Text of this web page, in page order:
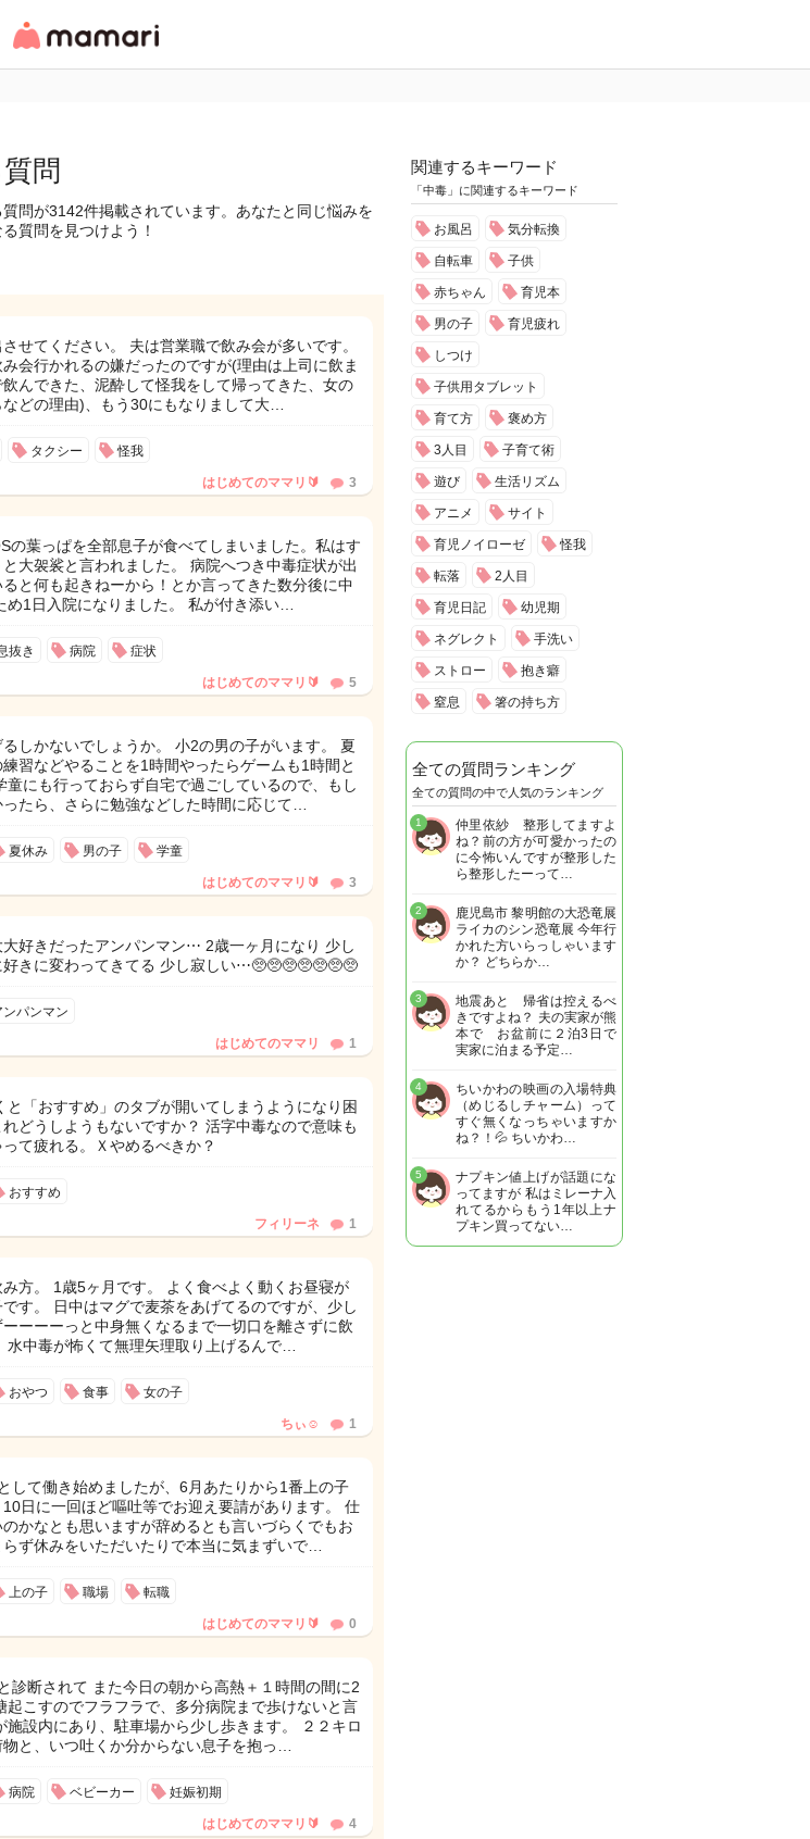
リ・情報サイト
問
問が3142件掲載されています。あなたと同じ悩みを
質問を見つけよう！
せてください。 夫は営業職で飲み会が多いです。
会行かれるの嫌だったのですが(理由は上司に飲ま
んできた、泥酔して怪我をして帰ってきた、女の
どの理由)、もう30にもなりまして大…
タクシー 怪我
はじめてのママリ🔰 3
の葉っぱを全部息子が食べてしまいました。私はす
大袈裟と言われました。 病院へつき中毒症状が出
と何も起きねーから！とか言ってきた数分後に中
め1日入院になりました。 私が付き添い…
抜き 病院 症状
はじめてのママリ🔰 5
しかないでしょうか。 小2の男の子がいます。 夏
習などやることを1時間やったらゲームも1時間と
童にも行っておらず自宅で過ごしているので、もし
たら、さらに勉強などした時間に応じて…
夏休み 男の子 学童
はじめてのママリ🔰 3
好きだったアンパンマン⋯ 2歳一ヶ月になり 少し
きに変わってきてる 少し寂しい⋯🥺🥺🥺🥺🥺🥺🥺
ンパンマン
はじめてのママリ 1
「おすすめ」のタブが開いてしまうようになり困
どうしようもないですか？ 活字中毒なので意味も
て疲れる。Ｘやめるべきか？
おすすめ
フィリーネ 1
方。 1歳5ヶ月です。 よく食べよく動くお昼寝が
す。 日中はマグで麦茶をあげてるのですが、少し
ーーーっと中身無くなるまで一切口を離さずに飲
水中毒が怖くて無理矢理取り上げるんで…
おやつ 食事 女の子
ちぃ‪☺︎‬ 1
して働き始めましたが、6月あたりから1番上の子
日に一回ほど嘔吐等でお迎え要請があります。 仕
かなとも思いますが辞めるとも言いづらくでもお
ず休みをいただいたりで本当に気まずいで…
上の子 職場 転職
はじめてのママリ🔰 0
診断されて また今日の朝から高熱＋１時間の間に2
起こすのでフラフラで、多分病院まで歩けないと言
施設内にあり、駐車場から少し歩きます。 ２２キロ
と、いつ吐くか分からない息子を抱っ…
病院 ベビーカー 妊娠初期
はじめてのママリ🔰 4
関連するキーワード
「中毒」に関連するキーワード
お風呂 気分転換
自転車 子供
赤ちゃん 育児本
男の子 育児疲れ
しつけ
子供用タブレット
育て方 褒め方
3人目 子育て術
遊び 生活リズム
アニメ サイト
育児ノイローゼ 怪我
転落 2人目
育児日記 幼児期
ネグレクト 手洗い
ストロー 抱き癖
窒息 箸の持ち方
全ての質問ランキング
全ての質問の中で人気のランキング
仲里依紗 整形してますよ
ね？前の方が可愛かったの
に今怖いんですが整形した
ら整形したーって…
1
鹿児島市 黎明館の大恐竜展
ライカのシン恐竜展 今年行
かれた方いらっしゃいます
か？ どちらか…
2
地震あと 帰省は控えるべ
きですよね？ 夫の実家が熊
本で お盆前に２泊3日で
実家に泊まる予定…
3
ちいかわの映画の入場特典
（めじるしチャーム）って
すぐ無くなっちゃいますか
ね？！💦 ちいかわ…
4
ナプキン値上げが話題にな
ってますが 私はミレーナ入
れてるからもう1年以上ナ
プキン買ってない…
5